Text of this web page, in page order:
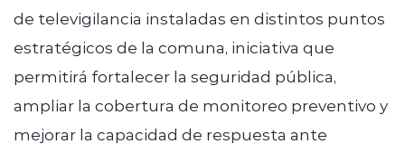
de televigilancia instaladas en distintos puntos
estratégicos de la comuna, iniciativa que
permitirá fortalecer la seguridad pública,
ampliar la cobertura de monitoreo preventivo y
mejorar la capacidad de respuesta ante